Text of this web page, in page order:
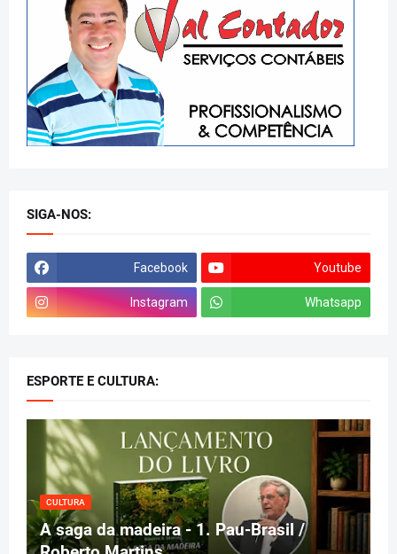
SIGA-NOS:
Facebook Youtube
Instagram Whatsapp
ESPORTE E CULTURA:
CULTURA
A saga da madeira - 1. Pau-Brasil /